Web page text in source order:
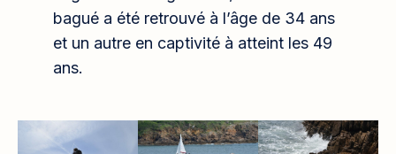
bagué a été retrouvé à l’âge de 34 ans
et un autre en captivité à atteint les 49
ans.